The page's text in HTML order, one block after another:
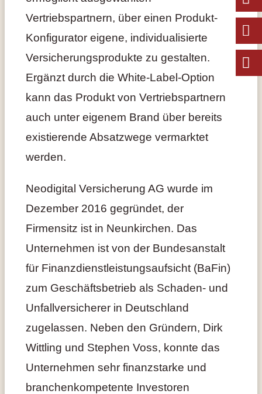
Vertriebspartnern, über einen Produkt-
Konfigurator eigene, individualisierte
Versicherungsprodukte zu gestalten.
Ergänzt durch die White-Label-Option
kann das Produkt von Vertriebspartnern
auch unter eigenem Brand über bereits
existierende Absatzwege vermarktet
werden.
Neodigital Versicherung AG wurde im
Dezember 2016 gegründet, der
Firmensitz ist in Neunkirchen. Das
Unternehmen ist von der Bundesanstalt
für Finanzdienstleistungsaufsicht (BaFin)
zum Geschäftsbetrieb als Schaden- und
Unfallversicherer in Deutschland
zugelassen. Neben den Gründern, Dirk
Wittling und Stephen Voss, konnte das
Unternehmen sehr finanzstarke und
branchenkompetente Investoren